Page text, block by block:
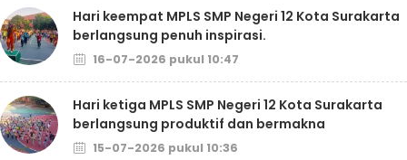
Hari keempat MPLS SMP Negeri 12 Kota Surakarta
berlangsung penuh inspirasi.
16-07-2026 pukul 10:47
Hari ketiga MPLS SMP Negeri 12 Kota Surakarta
berlangsung produktif dan bermakna
15-07-2026 pukul 10:36